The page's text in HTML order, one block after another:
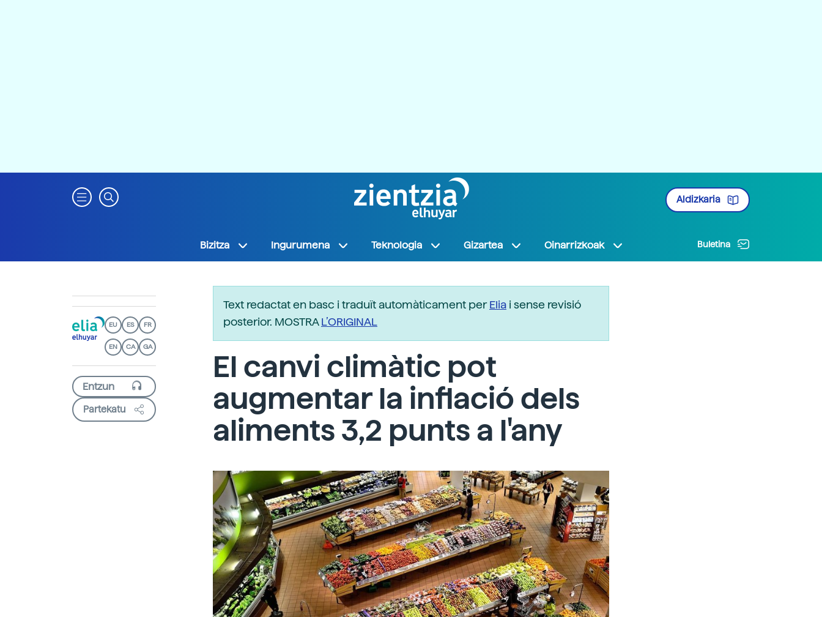
Aldizkaria
Bizitza Ingurumena Teknologia Gizartea Oinarrizkoak Buletina
EU ES FR
EN CA GA
Partekatu
Text redactat en basc i traduït automàticament perElia i sense revisió
posterior. MOSTRAL’ORIGINAL
El canvi climàtic pot
augmentar la inflació dels
aliments 3,2 punts a l'any